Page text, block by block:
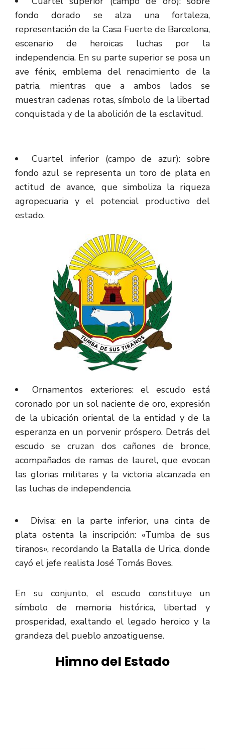
fondo dorado se alza una fortaleza,
representación de la Casa Fuerte de Barcelona,
escenario de heroicas luchas por la
independencia. En su parte superior se posa un
ave fénix, emblema del renacimiento de la
patria, mientras que a ambos lados se
muestran cadenas rotas, símbolo de la libertad
conquistada y de la abolición de la esclavitud.
Cuartel inferior (campo de azur): sobre
fondo azul se representa un toro de plata en
actitud de avance, que simboliza la riqueza
agropecuaria y el potencial productivo del
estado.
Ornamentos exteriores: el escudo está
coronado por un sol naciente de oro, expresión
de la ubicación oriental de la entidad y de la
esperanza en un porvenir próspero. Detrás del
escudo se cruzan dos cañones de bronce,
acompañados de ramas de laurel, que evocan
las glorias militares y la victoria alcanzada en
las luchas de independencia.
Divisa: en la parte inferior, una cinta de
plata ostenta la inscripción: «Tumba de sus
tiranos», recordando la Batalla de Urica, donde
cayó el jefe realista José Tomás Boves.
En su conjunto, el escudo constituye un
símbolo de memoria histórica, libertad y
prosperidad, exaltando el legado heroico y la
grandeza del pueblo anzoatiguense.
Himno del Estado